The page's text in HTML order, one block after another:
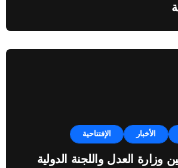
الأخبار الإفتتاحية
وزارة العدل واللجنة الدولية